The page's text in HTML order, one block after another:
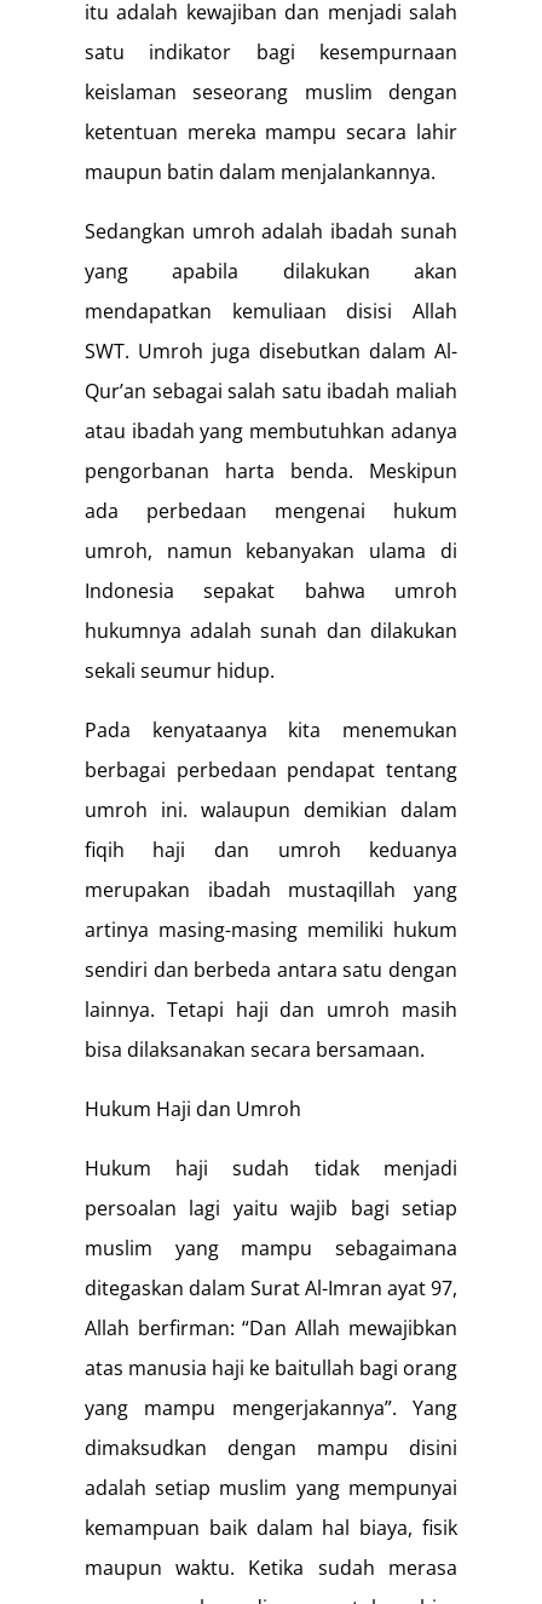
itu adalah kewajiban dan menjadi salah
satu indikator bagi kesempurnaan
keislaman seseorang muslim dengan
ketentuan mereka mampu secara lahir
maupun batin dalam menjalankannya.
Sedangkan umroh adalah ibadah sunah
yang apabila dilakukan akan
mendapatkan kemuliaan disisi Allah
SWT. Umroh juga disebutkan dalam Al-
Qur’an sebagai salah satu ibadah maliah
atau ibadah yang membutuhkan adanya
pengorbanan harta benda. Meskipun
ada perbedaan mengenai hukum
umroh, namun kebanyakan ulama di
Indonesia sepakat bahwa umroh
hukumnya adalah sunah dan dilakukan
sekali seumur hidup.
Pada kenyataanya kita menemukan
berbagai perbedaan pendapat tentang
umroh ini. walaupun demikian dalam
fiqih haji dan umroh keduanya
merupakan ibadah mustaqillah yang
artinya masing-masing memiliki hukum
sendiri dan berbeda antara satu dengan
lainnya. Tetapi haji dan umroh masih
bisa dilaksanakan secara bersamaan.
Hukum Haji dan Umroh
Hukum haji sudah tidak menjadi
persoalan lagi yaitu wajib bagi setiap
muslim yang mampu sebagaimana
ditegaskan dalam Surat Al-Imran ayat 97,
Allah berfirman: “Dan Allah mewajibkan
atas manusia haji ke baitullah bagi orang
yang mampu mengerjakannya”. Yang
dimaksudkan dengan mampu disini
adalah setiap muslim yang mempunyai
kemampuan baik dalam hal biaya, fisik
maupun waktu. Ketika sudah merasa